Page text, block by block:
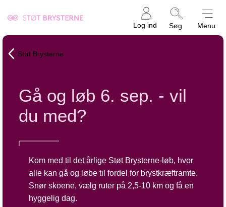
Kræftens
Log ind Søg Menu
Støt Brysterne
Gå og løb 6. sep. - vil
du med?
Kom med til det årlige Støt Brysterne-løb, hvor
alle kan gå og løbe til fordel for brystkræftramte.
Snør skoene, vælg ruter på 2,5-10 km og få en
hyggelig dag.